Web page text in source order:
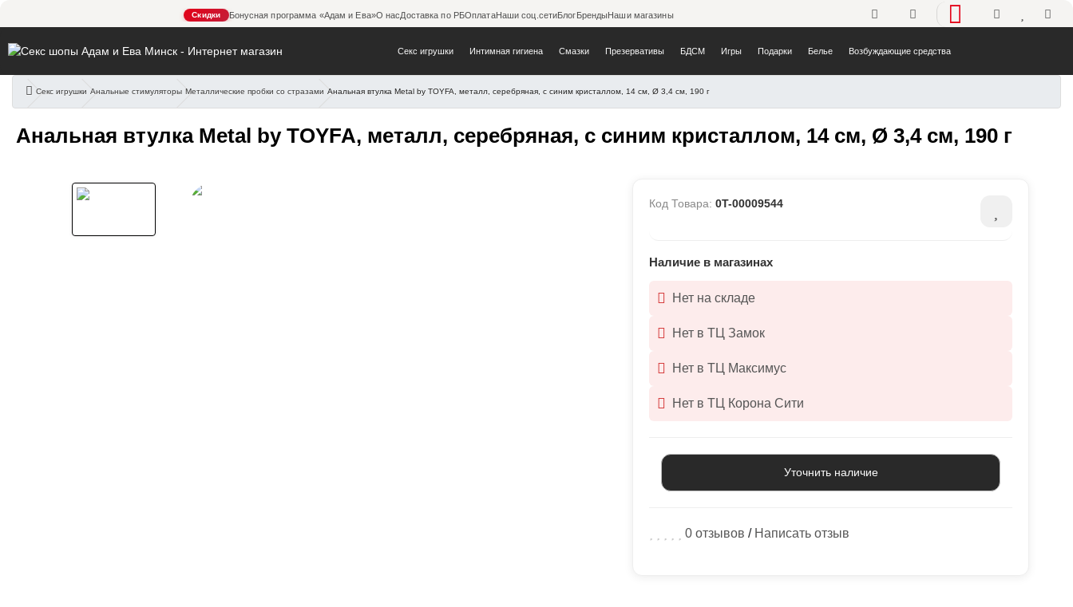
Скидки Бонусная программа «Адам и Ева»О насДоставка по РБОплатаНаши соц.сетиБлогБрендыНаши магазины Телефоны
Секс игрушки Интимная гигиена Смазки Презервативы БДСМ Игры Подарки Белье Возбуждающие средства
Секс игрушки Анальные стимуляторы Металлические пробки со стразами Анальная втулка Metal by TOYFA, металл, серебряная, с синим кристаллом, 14 см, Ø 3,4 см, 190 г
Анальная втулка Metal by TOYFA, металл, серебряная, с синим кристаллом, 14
Анальная втулка Metal by TOYFA, металл, серебряная, с синим кристаллом, 14 см, Ø 3,4 см, 190 г
Код Товара:0T-00009544
Наличие в магазинах
Нет на складе
Нет в ТЦ Замок
Нет в ТЦ Максимус
Нет в ТЦ Корона Сити
Уточнить наличие
0 отзывов / Написать отзыв